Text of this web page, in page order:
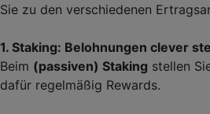
Sie zu den verschiedenen
1. Staking: Belohnungen clever
Beim (passiven) Staking stellen
dafür regelmäßig Rewards.